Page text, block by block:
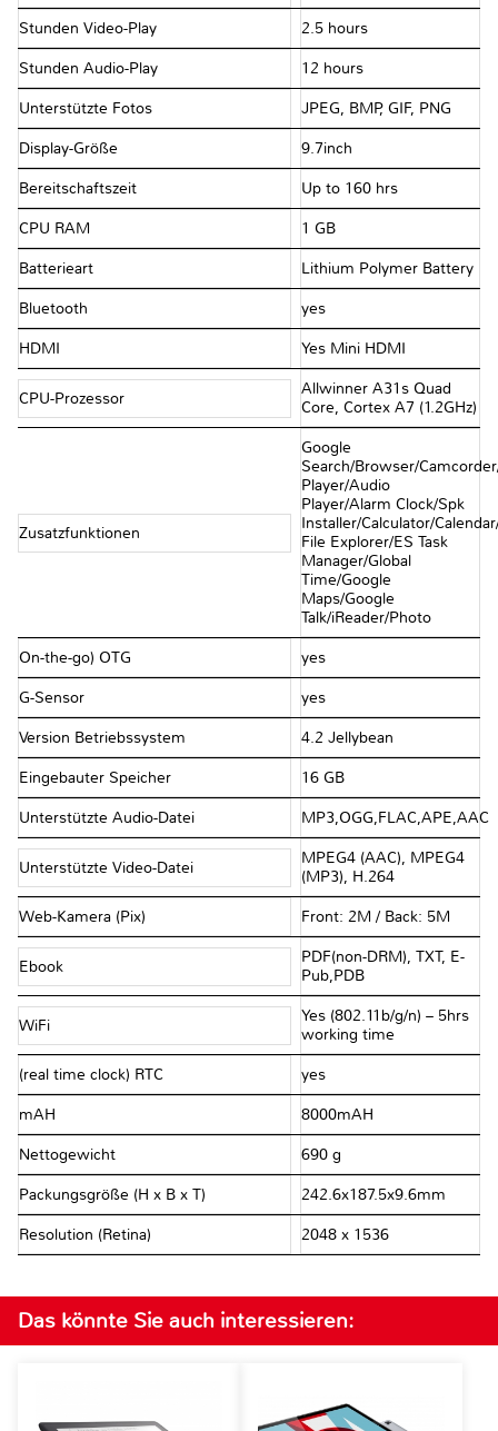
Stunden Video-Play 2.5 hours
Stunden Audio-Play 12 hours
Unterstützte Fotos JPEG, BMP, GIF, PNG
Display-Größe 9.7inch
Bereitschaftszeit Up to 160 hrs
CPU RAM 1 GB
Batterieart Lithium Polymer Battery
Bluetooth yes
HDMI Yes Mini HDMI
CPU-Prozessor
Allwinner A31s Quad
Core, Cortex A7 (1.2GHz)
Zusatzfunktionen
Google
Search/Browser/
Player/Audio
Player/Alarm Clock/Spk
Installer/Calculator/
File Explorer/ES Task
Manager/Global
Time/Google
Maps/Google
Talk/iReader/Photo
On-the-go) OTG yes
G-Sensor yes
Version Betriebssystem 4.2 Jellybean
Eingebauter Speicher 16 GB
Unterstützte Audio-Datei MP3,OGG,FLAC,APE,AAC
Unterstützte Video-Datei
MPEG4 (AAC), MPEG4
(MP3), H.264
Web-Kamera (Pix) Front: 2M / Back: 5M
Ebook
PDF(non-DRM), TXT, E-
Pub,PDB
WiFi
Yes (802.11b/g/n) – 5hrs
working time
(real time clock) RTC yes
mAH 8000mAH
Nettogewicht 690 g
Packungsgröße (H x B x T) 242.6x187.5x9.6mm
Resolution (Retina) 2048 x 1536
Das könnte Sie auch interessieren: